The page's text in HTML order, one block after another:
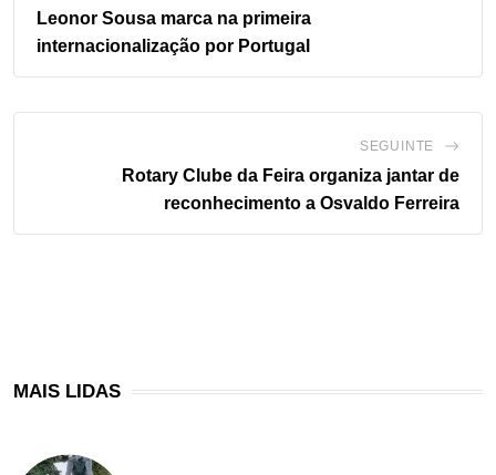
Leonor Sousa marca na primeira
internacionalização por Portugal
SEGUINTE
Rotary Clube da Feira organiza jantar de
reconhecimento a Osvaldo Ferreira
MAIS LIDAS